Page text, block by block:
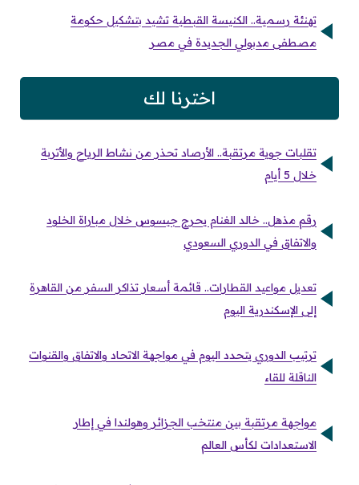
تهنئة رسمية.. الكنيسة القبطية تشيد بتشكيل حكومة
مصطفى مدبولي الجديدة في مصر
اخترنا لك
تقلبات جوية مرتقبة.. الأرصاد تحذر من نشاط الرياح والأتربة
خلال 5 أيام
رقم مذهل.. خالد الغنام يحرج جيسوس خلال مباراة الخلود
والاتفاق في الدوري السعودي
تعديل مواعيد القطارات.. قائمة أسعار تذاكر السفر من القاهرة
إلى الإسكندرية اليوم
ترتيب الدوري يتحدد اليوم في مواجهة الاتحاد والاتفاق والقنوات
الناقلة للقاء
مواجهة مرتقبة بين منتخب الجزائر وهولندا في إطار
الاستعدادات لكأس العالم